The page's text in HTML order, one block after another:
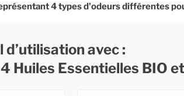
4 types d'odeurs différentes
d’utilisation avec :
Huiles Essentielles BIO